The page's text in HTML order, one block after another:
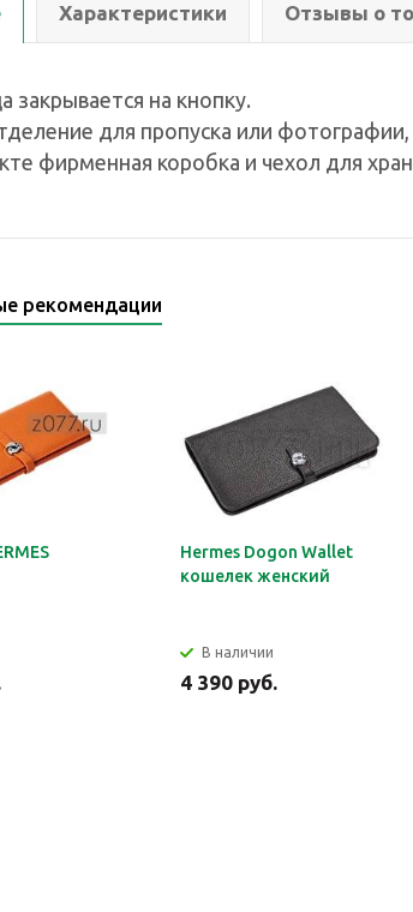
Характеристики Отзывы о
закрывается на кнопку.
для пропуска или
фирменная коробка и чехол для
рекомендации
Hermes Dogon Wallet
кошелек женский
В наличии
4 390 руб.